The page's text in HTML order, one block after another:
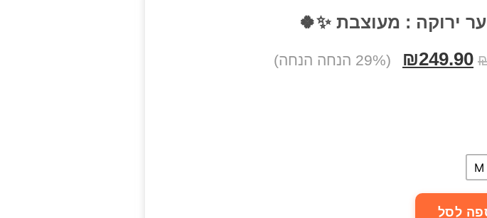
ירוקה : מעוצבת ✨🍀
₪249.90 (29% הנחה הנחה)
M
לסל